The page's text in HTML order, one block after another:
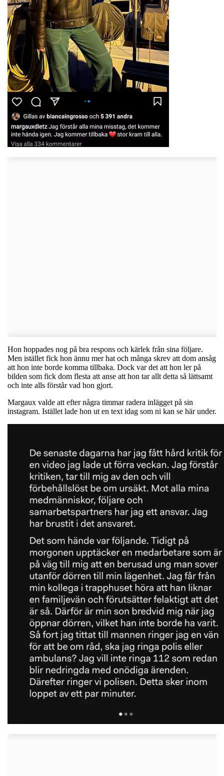
Hon hoppades nog på bra respons och kärlek från sina följare.
Men istället fick hon ännu mer hat och många skrev att dom ansåg
att hon inte borde komma tillbaka. Dock var det att hon ler på
bilden som fick dom flesta att anse att hon tar allt detta så lättsamt
och inte alls förstår vad hon gjort.
Margaux valde att efter några timmar radera inlägget på sin
instagram. Istället lade hon ut en text idag som ni kan se här under.